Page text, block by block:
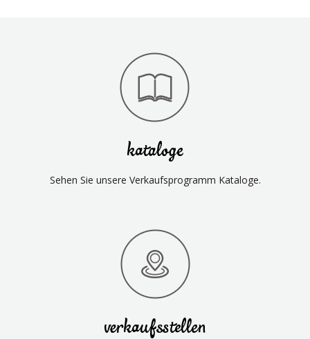
kataloge
Sehen Sie unsere Verkaufsprogramm Kataloge.
verkaufsstellen